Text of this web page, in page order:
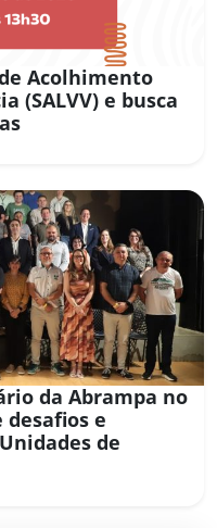
Acolhimento
(SALVV) e busca
da Abrampa no
desafios e
de